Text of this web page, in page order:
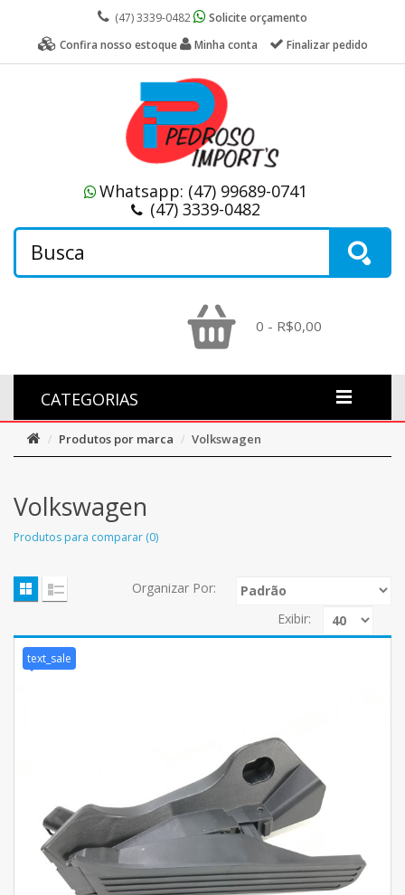
(47) 3339-0482
Solicite orçamento
Confira nosso estoque
Minha conta Finalizar pedido
Whatsapp: (47) 99689-0741
(47) 3339-0482
0 - R$0,00
CATEGORIAS
Produtos por marca Volkswagen
Volkswagen
Produtos para comparar (0)
Organizar Por:
Exibir:
text_sale